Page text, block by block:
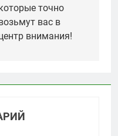
точно
вас в
внимания!